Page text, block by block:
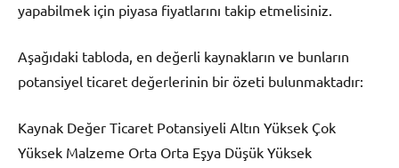
yapabilmek için piyasa fiyatlarını takip etmelisiniz.
Aşağıdaki tabloda, en değerli kaynakların ve bunların
potansiyel ticaret değerlerinin bir özeti bulunmaktadır:
Kaynak Değer Ticaret Potansiyeli Altın Yüksek Çok
Yüksek Malzeme Orta Orta Eşya Düşük Yüksek